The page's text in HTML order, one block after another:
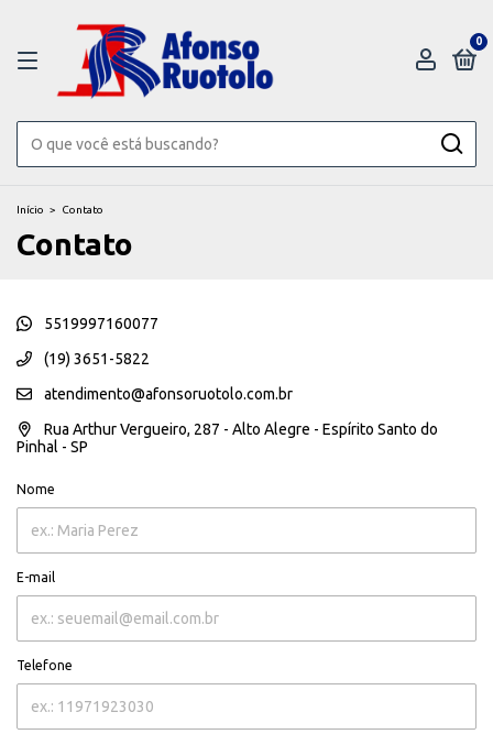
0
Início > Contato
Contato
5519997160077
(19) 3651-5822
atendimento@afonsoruotolo.com.br
Rua Arthur Vergueiro, 287 - Alto Alegre - Espírito Santo do
Pinhal - SP
Nome
E-mail
Telefone